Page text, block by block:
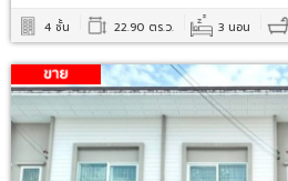
4 ชั้น 22.90 ตร.ว. 3 นอน